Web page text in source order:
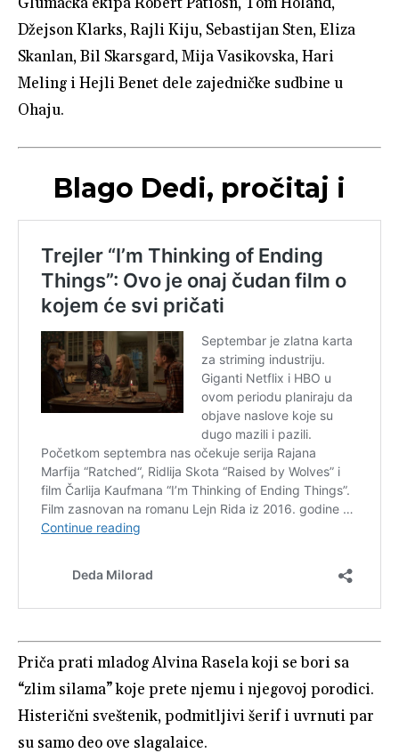
Džejson Klarks, Rajli Kiju, Sebastijan Sten, Eliza
Skanlan, Bil Skarsgard, Mija Vasikovska, Hari
Meling i Hejli Benet dele zajedničke sudbine u
Ohaju.
Blago Dedi, pročitaj i
Priča prati mladog Alvina Rasela koji se bori sa
“zlim silama” koje prete njemu i njegovoj porodici.
Histerični sveštenik, podmitljivi šerif i uvrnuti par
su samo deo ove slagalaice.